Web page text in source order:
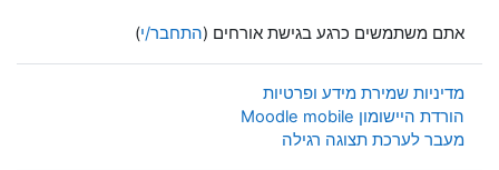
אתם משתמשים כרגע בגישת אורחים (התחבר/י)
מדיניות שמירת מידע ופרטיות
הורדת היישומון Moodle mobile
מעבר לערכת תצוגה רגילה